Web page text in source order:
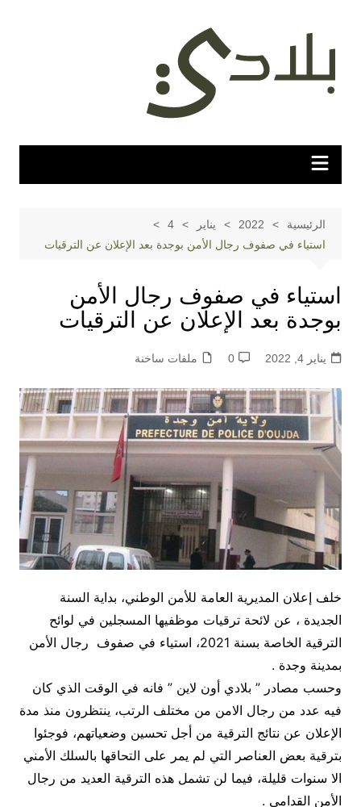
المحتوى
الرئيسية 2022 يناير
4
استياء في صفوف رجال الأمن بوجدة بعد الإعلان عن الترقيات
استياء في صفوف رجال الأمن
بوجدة بعد الإعلان عن الترقيات
يناير 4, 2022 0 ملفات ساخنة
خلف إعلان المديرية العامة للأمن الوطني، بداية السنة
الجديدة ، عن لائحة ترقيات موظفيها المسجلين في لوائح
الترقية الخاصة بسنة 2021، استياء في صفوف رجال الأمن
بمدينة وجدة .
وحسب مصادر ” بلادي أون لاين ” فانه في الوقت الذي كان
فيه عدد من رجال الامن من مختلف الرتب، ينتظرون منذ مدة
الإعلان عن نتائج الترقية من أجل تحسين وضعياتهم، فوجئوا
بترقية بعض العناصر التي لم يمر على التحاقها بالسلك الأمني
الا سنوات قليلة، فيما لن تشمل هذه الترقية العديد من رجال
الأمن القدامى .